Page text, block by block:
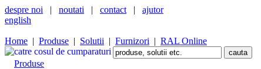
despre noi | noutati | contact | ajutor
english
Home | Produse | Solutii | Furnizori | RAL Online
Produse